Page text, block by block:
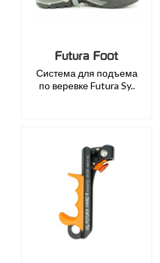
Futura Foot
Система для подъема
по веревке Futura Sy..